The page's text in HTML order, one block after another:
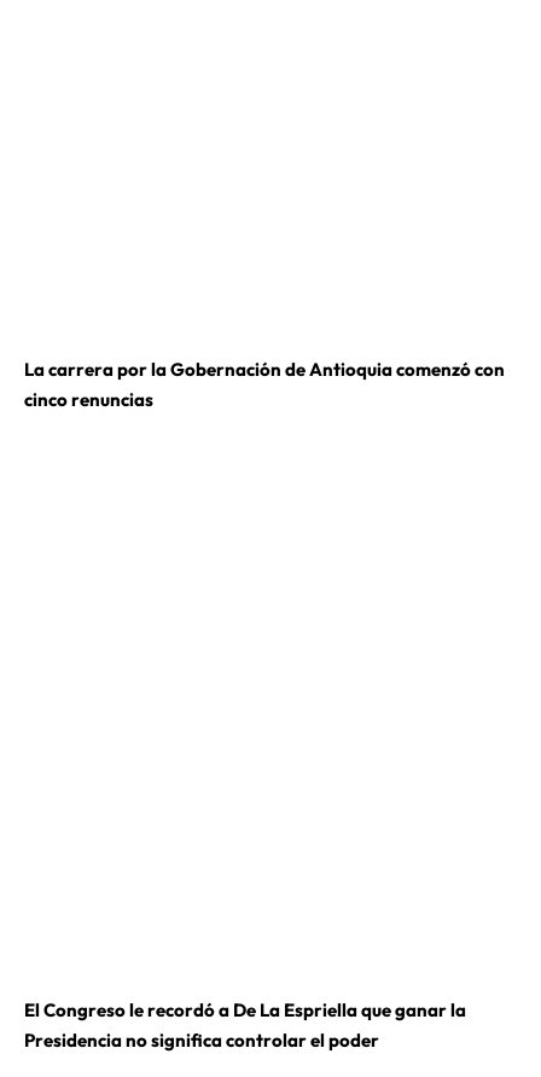
La carrera por la Gobernación de Antioquia comenzó con
cinco renuncias
El Congreso le recordó a De La Espriella que ganar la
Presidencia no significa controlar el poder